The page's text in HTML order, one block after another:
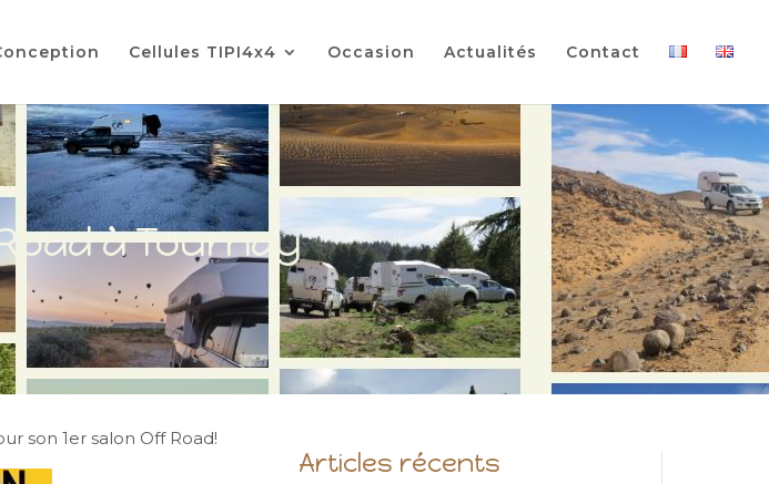
Cellules TIPI4x4 Occasion Actualités Contact
à Tournay
son 1er salon Off Road!
Articles récents